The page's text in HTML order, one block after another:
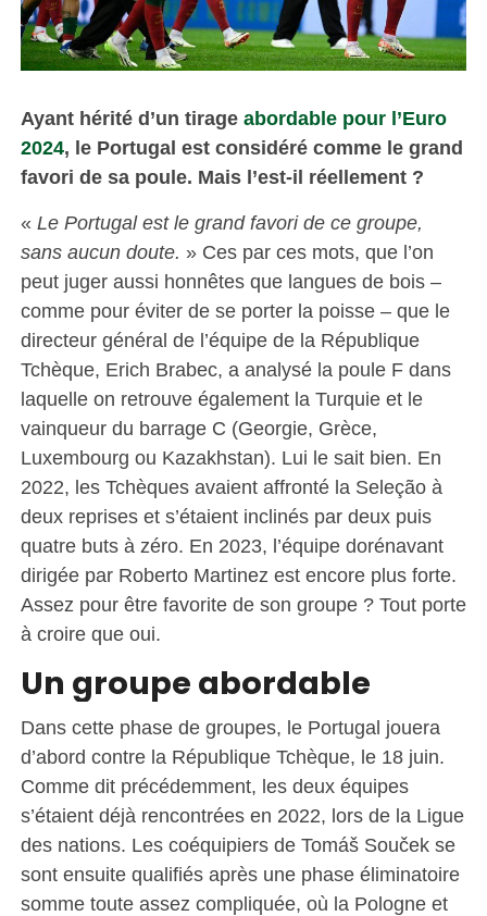
Ayant hérité d’un tirage abordable pour l’Euro
2024, le Portugal est considéré comme le grand
favori de sa poule. Mais l’est-il réellement ?
« Le Portugal est le grand favori de ce groupe,
sans aucun doute. » Ces par ces mots, que l’on
peut juger aussi honnêtes que langues de bois –
comme pour éviter de se porter la poisse – que le
directeur général de l’équipe de la République
Tchèque, Erich Brabec, a analysé la poule F dans
laquelle on retrouve également la Turquie et le
vainqueur du barrage C (Georgie, Grèce,
Luxembourg ou Kazakhstan). Lui le sait bien. En
2022, les Tchèques avaient affronté la Seleção à
deux reprises et s’étaient inclinés par deux puis
quatre buts à zéro. En 2023, l’équipe dorénavant
dirigée par Roberto Martinez est encore plus forte.
Assez pour être favorite de son groupe ? Tout porte
à croire que oui.
Un groupe abordable
Dans cette phase de groupes, le Portugal jouera
d’abord contre la République Tchèque, le 18 juin.
Comme dit précédemment, les deux équipes
s’étaient déjà rencontrées en 2022, lors de la Ligue
des nations. Les coéquipiers de Tomáš Souček se
sont ensuite qualifiés après une phase éliminatoire
somme toute assez compliquée, où la Pologne et